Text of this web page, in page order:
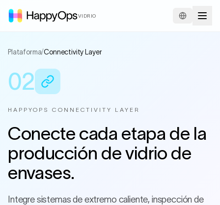
VIDRIO
Plataforma/Connectivity Layer
02
HAPPYOPS CONNECTIVITY LAYER
Conecte cada etapa de la
producción de vidrio de
envases.
Integre sistemas de extremo caliente, inspección de